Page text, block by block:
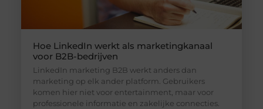
Hoe LinkedIn werkt als marketingkanaal
voor B2B-bedrijven
LinkedIn marketing B2B werkt anders dan
marketing op elk ander platform. Gebruikers
komen hier niet voor entertainment, maar voor
professionele informatie en zakelijke connecties.